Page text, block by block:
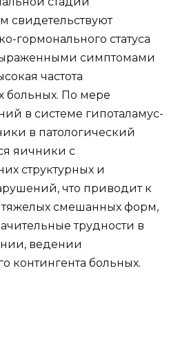
свидетельствуют
гормонального статуса
симптомами
частота
больных. По мере
в системе гипоталамус-
в патологический
яичники с
структурных и
что приводит к
смешанных форм,
трудности в
ведении
контингента больных.